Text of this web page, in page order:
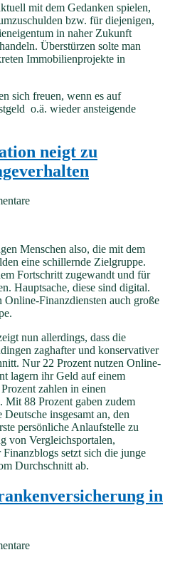
mit dem Gedanken spielen,
bzw. für diejenigen,
in naher Zukunft
Überstürzen solte man
Immobilienprojekte in
sich freuen, wenn es auf
o.ä. wieder ansteigende
neigt zu
Menschen also, die mit dem
eine schillernde Zielgruppe.
Fortschritt zugewandt und für
Hauptsache, diese sind digital.
Online-Finanzdiensten auch große
nun allerdings, dass die
zaghafter und konservativer
Nur 22 Prozent nutzen Online-
lagern ihr Geld auf einem
zahlen in einen
Mit 88 Prozent gaben zudem
insgesamt an, den
persönliche Anlaufstelle zu
von Vergleichsportalen,
setzt sich die junge
Durchschnitt ab.
in